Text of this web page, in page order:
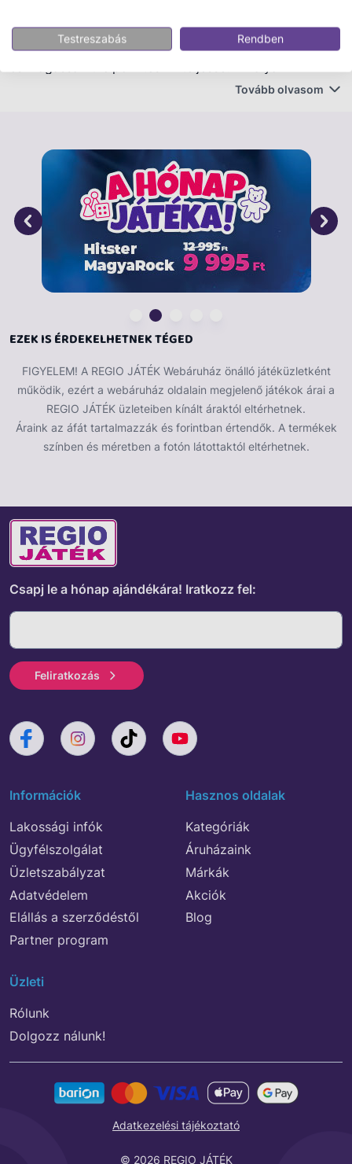
található babák varázslatos megjelenését a csodásan
hosszú hajuk, csillogó felsőik, gyönyörű tüll szoknyájuk
fantasztikus kiegészítők, mint a felcsatolható szárnyak,
el, melyeknek csak a képzelet szabhat határt. A baba
Tovább olvasom
EZEK IS ÉRDEKELHETNEK TÉGED
FIGYELEM! A REGIO JÁTÉK Webáruház önálló játéküzletként
működik, ezért a webáruház oldalain megjelenő játékok árai a
REGIO JÁTÉK üzleteiben kínált áraktól eltérhetnek.
Áraink az áfát tartalmazzák és forintban értendők. A termékek
színben és méretben a fotón látottaktól eltérhetnek.
Csapj le a hónap ajándékára! Iratkozz fel:
Feliratkozás
Információk
Lakossági infók
Ügyfélszolgálat
Üzletszabályzat
Adatvédelem
Elállás a szerződéstől
Partner program
Hasznos oldalak
Kategóriák
Áruházaink
Márkák
Akciók
Blog
Üzleti
Rólunk
Dolgozz nálunk!
© 2026 REGIO JÁTÉK
Adatkezelési tájékoztató
Testreszabás Rendben